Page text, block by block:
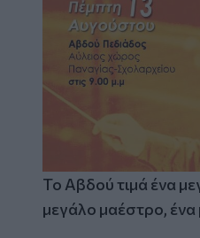
Το Αβδού τιμά ένα
μεγάλο μαέστρο,